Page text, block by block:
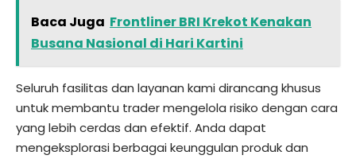
Baca Juga Frontliner BRI Krekot Kenakan
Busana Nasional di Hari Kartini
Seluruh fasilitas dan layanan kami dirancang khusus
untuk membantu trader mengelola risiko dengan cara
yang lebih cerdas dan efektif. Anda dapat
mengeksplorasi berbagai keunggulan produk dan